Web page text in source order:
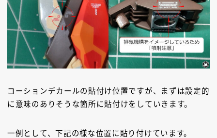
コーションデカールの貼付け位置ですが、まずは設定的
に意味のありそうな箇所に貼付けをしていきます。
一例として、下記の様な位置に貼り付けています。